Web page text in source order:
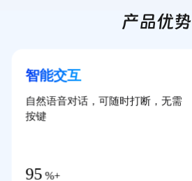
产品优势
智能交互
自然语音对话，可随时打断，无需
按键
95 %+